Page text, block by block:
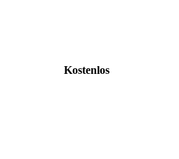
Kostenlos